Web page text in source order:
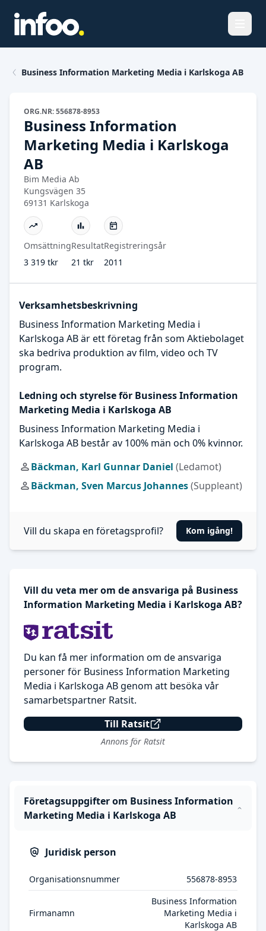
Business Information Marketing Media i Karlskoga AB
ORG.NR: 556878-8953
Business Information
Marketing Media i Karlskoga
AB
Bim Media Ab
Kungsvägen 35
69131 Karlskoga
Omsättning
3 319 tkr
Resultat
21 tkr
Registreringsår
2011
Verksamhetsbeskrivning
Business Information Marketing Media i
Karlskoga AB är ett företag från som Aktiebolaget
ska bedriva produktion av film, video och TV
program.
Ledning och styrelse för Business Information
Marketing Media i Karlskoga AB
Business Information Marketing Media i
Karlskoga AB består av 100% män och 0% kvinnor.
Bäckman, Karl Gunnar Daniel (Ledamot)
Bäckman, Sven Marcus Johannes(Suppleant)
Vill du skapa en företagsprofil? Kom igång!
Vill du veta mer om de ansvariga på Business
Information Marketing Media i Karlskoga AB?
Du kan få mer information om de ansvariga
personer för Business Information Marketing
Media i Karlskoga AB genom att besöka vår
samarbetspartner Ratsit.
Till Ratsit
Annons för Ratsit
Företagsuppgifter om Business Information
Marketing Media i Karlskoga AB
Juridisk person
Organisationsnummer 556878-8953
Firmanamn
Business Information
Marketing Media i
Karlskoga AB